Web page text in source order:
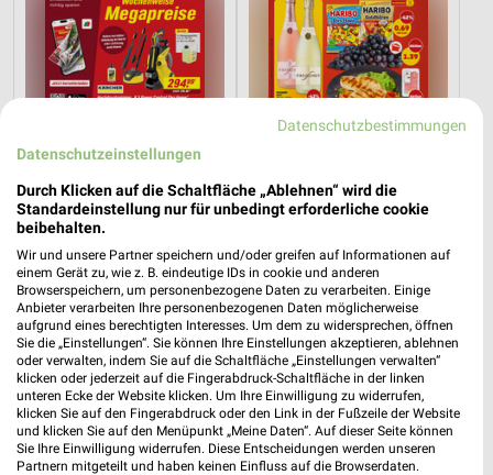
10,3 km
Angebote ab 01.08.
Noch morgen gültig
1,1 km
Angebote ab 03.08.
Gültig bis Sa. 08.08.
XXXLutz XXXLutz
Datenschutzbestimmungen
Datenschutzeinstellungen
Durch Klicken auf die Schaltfläche „Ablehnen“ wird die
Standardeinstellung nur für unbedingt erforderliche cookie
beibehalten.
Wir und unsere Partner speichern und/oder greifen auf Informationen auf
einem Gerät zu, wie z. B. eindeutige IDs in cookie und anderen
Browserspeichern, um personenbezogene Daten zu verarbeiten. Einige
Anbieter verarbeiten Ihre personenbezogenen Daten möglicherweise
aufgrund eines berechtigten Interesses. Um dem zu widersprechen, öffnen
Sie die „Einstellungen“. Sie können Ihre Einstellungen akzeptieren, ablehnen
oder verwalten, indem Sie auf die Schaltfläche „Einstellungen verwalten“
klicken oder jederzeit auf die Fingerabdruck-Schaltfläche in der linken
unteren Ecke der Website klicken. Um Ihre Einwilligung zu widerrufen,
klicken Sie auf den Fingerabdruck oder den Link in der Fußzeile der Website
und klicken Sie auf den Menüpunkt „Meine Daten“. Auf dieser Seite können
Sie Ihre Einwilligung widerrufen. Diese Entscheidungen werden unseren
Partnern mitgeteilt und haben keinen Einfluss auf die Browserdaten.